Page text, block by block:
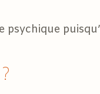
psychique